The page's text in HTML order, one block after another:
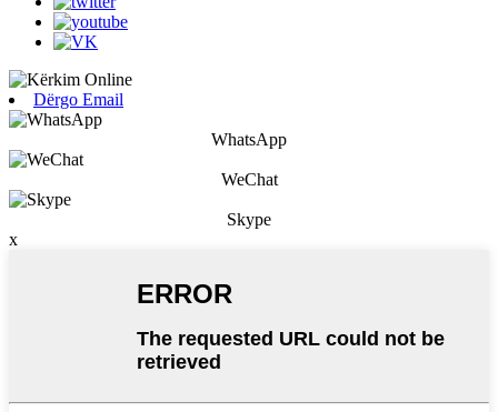
Dërgo Email
WhatsApp
WeChat
Skype
x